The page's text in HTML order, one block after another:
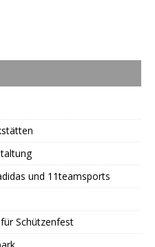
und 11teamsports
Schützenfest